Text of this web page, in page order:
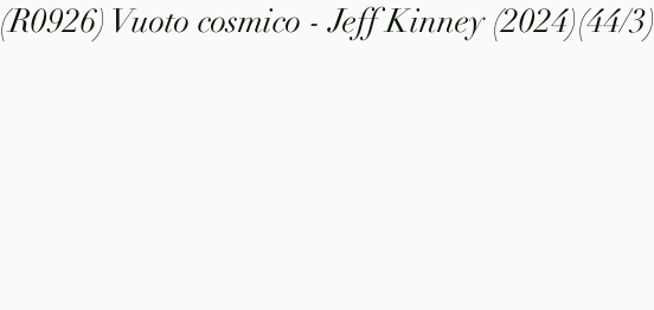
(R0926) Vuoto cosmico - Jeff Kinney (2024)(44/3)